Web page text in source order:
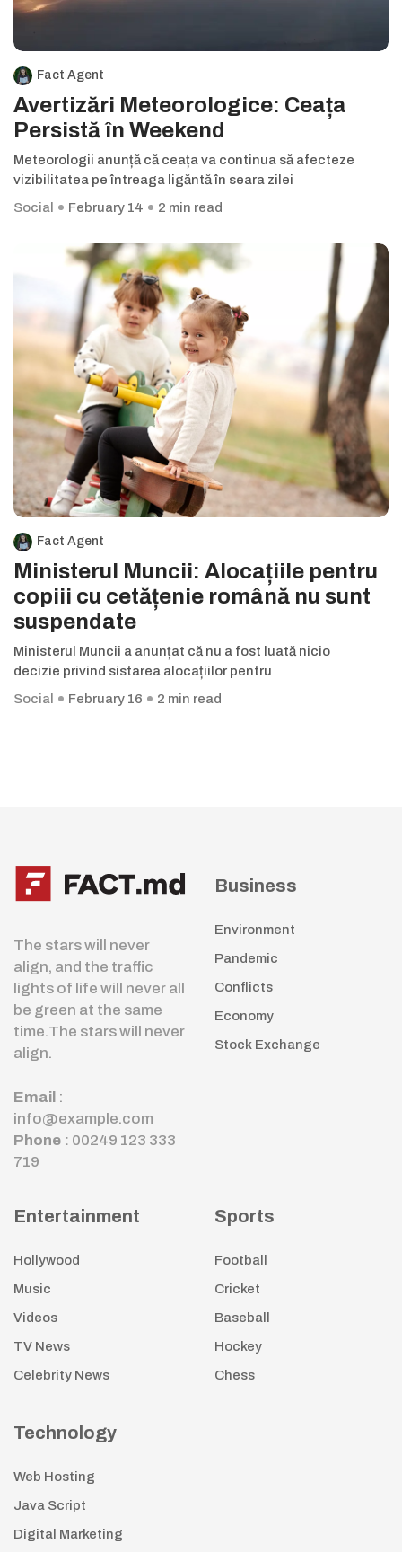
Fact Agent
Avertizări Meteorologice: Ceața
Persistă în Weekend
Meteorologii anunță că ceața va continua să afecteze
vizibilitatea pe întreaga ligăntă în seara zilei
Social
February 14 2 min read
Fact Agent
Ministerul Muncii: Alocațiile pentru
copiii cu cetățenie română nu sunt
suspendate
Ministerul Muncii a anunțat că nu a fost luată nicio
decizie privind sistarea alocațiilor pentru
Social
February 16 2 min read
The stars will never
align, and the traffic
lights of life will never all
be green at the same
time.The stars will never
align.
Email :
info@example.com
Phone : 00249 123 333
719
Business
Environment
Pandemic
Conflicts
Economy
Stock Exchange
Entertainment
Hollywood
Music
Videos
TV News
Celebrity News
Sports
Football
Cricket
Baseball
Hockey
Chess
Technology
Web Hosting
Java Script
Digital Marketing